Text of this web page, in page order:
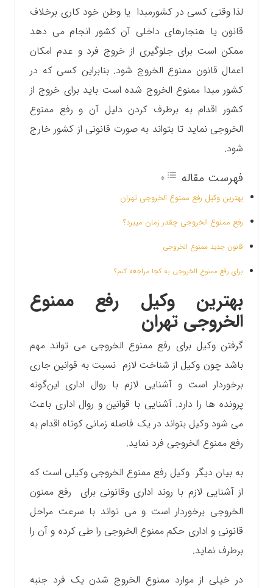
لذا وقتی کسی در کشورمبدا یا وطن خود کاری برخلاف
قانون یا هنجارهای داخلی آن کشور انجام می دهد
ممکن است برای جلوگیری از خروج فرد و عدم امکان
اعمال قانون ممنوع الخروج شود. بنابراین کسی که در
کشور مبدا ممنوع الخروج شده است باید برای خروج از
کشور اقدام به برطرف کردن دلیل آن و رفع ممنوع
الخروجی نماید تا بتواند به صورت قانونی از کشور خارج
شود.
فهرست مقاله
بهترین وکیل رفع ممنوع الخروجی تهران
رفع ممنوع الخروجی چقدر زمان میبرد؟
قانون جدید ممنوع الخروجی
برای رفع ممنوع الخروجی به کجا مراجعه کنم؟
بهترین وکیل رفع ممنوع
الخروجی تهران
گرفتن وکیل برای رفع ممنوع الخروجی می تواند مهم
باشد چون وکیل از شناخت لازم نسبت به قوانین جاری
برخوردار است و آشنایی لازم با روال اداری این‌گونه
پرونده ها را دارد. آشنایی با قوانین و روال اداری باعث
می شود وکیل بتواند در یک فاصله زمانی کوتاه اقدام به
رفع ممنوع الخروجی فرد نماید.
به بیان دیگر وکیل رفع ممنوع الخروجی وکیلی است که
از آشنایی لازم با روند اداری و‌قانونی برای رفع ممنون
الخروجی برخوردار است و می تواند با سرعت مراحل
قانونی و اداری حکم ممنوع الخروجی را طی کرده و آن را
برطرف نماید.
در خیلی از موارد ممنوع الخروج شدن یک فرد جنبه